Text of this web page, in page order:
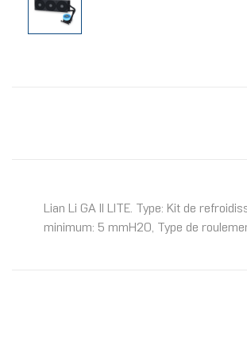
Lian Li GA II LITE. Type: Kit de
minimum: 5 mmH2O, Type de